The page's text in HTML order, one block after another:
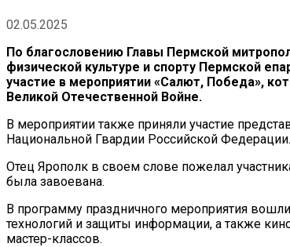
02.05.2025
По благословению Главы Пермской
физической культуре и спорту Пермской
участие в мероприятии «Салют, Победа»,
Великой Отечественной Войне.
В мероприятии также приняли участие
Национальной Гвардии Российской Федерации.
Отец Ярополк в своем слове пожелал
была завоевана.
В программу праздничного мероприятия
технологий и защиты информации, а также
мастер-классов.